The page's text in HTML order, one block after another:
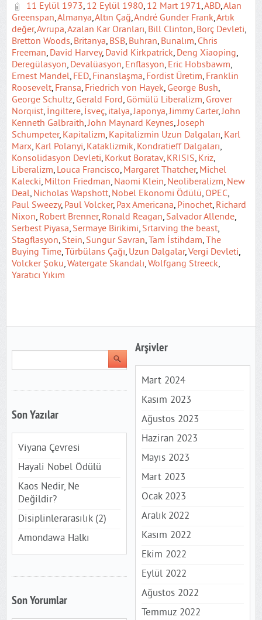
11 Eylül 1973, 12 Eylül 1980, 12 Mart 1971,ABD,Alan
Greenspan,Almanya,Altın Çağ,André Gunder Frank,Artık
değer,Avrupa,Azalan Kar Oranları, Bill Clinton, Borç Devleti,
Bretton Woods, Britanya, BSB, Buhran, Bunalım, Chris
Freeman, David Harvey, David Kirkpatrick, Deng Xiaoping,
Deregülasyon, Devalüasyon, Enflasyon, Eric Hobsbawm,
Ernest Mandel, FED, Finanslaşma, Fordist Üretim, Franklin
Roosevelt, Fransa, Friedrich von Hayek, George Bush,
George Schultz, Gerald Ford, Gömülü Liberalizm, Grover
Norqıist, İngiltere, İsveç, italya,Japonya,Jimmy Carter,John
Kenneth Galbraith,John Maynard Keynes,Joseph
Schumpeter, Kapitalizm, Kapitalizmin Uzun Dalgaları, Karl
Marx, Karl Polanyi, Kataklizmik, Kondratieff Dalgaları,
Konsolidasyon Devleti, Korkut Boratav, KRISIS, Kriz,
Liberalizm, Louca Francisco, Margaret Thatcher, Michel
Kalecki, Milton Friedman, Naomi Klein, Neoliberalizm, New
Deal, Nicholas Wapshott, Nobel Ekonomi Ödülü, OPEC,
Paul Sweezy, Paul Volcker, Pax Americana, Pinochet, Richard
Nixon, Robert Brenner, Ronald Reagan, Salvador Allende,
Serbest Piyasa, Sermaye Birikimi, Srtarving the beast,
Stagflasyon, Stein, Sungur Savran,Tam İstihdam,The
Buying Time,Türbülans Çağı, Uzun Dalgalar,Vergi Devleti,
Volcker Şoku,Watergate Skandalı,Wolfgang Streeck,
Yaratıcı Yıkım
Son Yazılar
Viyana Çevresi
Hayali Nobel Ödülü
Kaos Nedir, Ne
Değildir?
Disiplinlerarasılık (2)
Amondawa Halkı
Son Yorumlar
Arşivler
Mart 2024
Kasım 2023
Ağustos 2023
Haziran 2023
Mayıs 2023
Mart 2023
Ocak 2023
Aralık 2022
Kasım 2022
Ekim 2022
Eylül 2022
Ağustos 2022
Temmuz 2022